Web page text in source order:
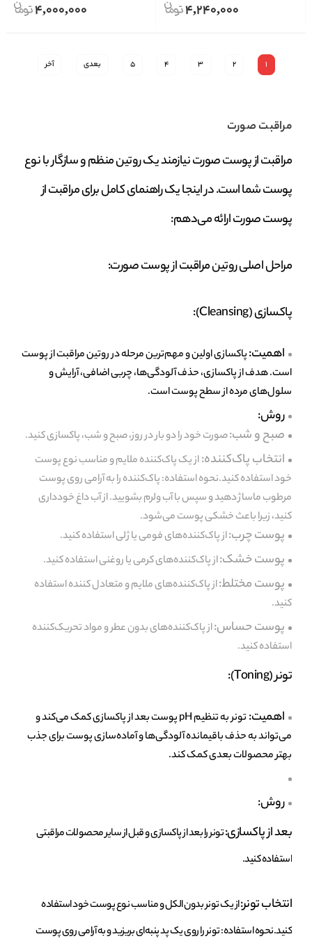
4,240,000
4,000,000
1
2
3
4
5 بعدی آخر
مراقبت صورت
مراقبت از پوست صورت نیازمند یک روتین منظم و سازگار با نوع
پوست شما است. در اینجا یک راهنمای کامل برای مراقبت از
پوست صورت ارائه می‌دهم:
مراحل اصلی روتین مراقبت از پوست صورت:
پاکسازی (Cleansing):
اهمیت:پاکسازی اولین و مهم‌ترین مرحله در روتین مراقبت از پوست
است. هدف از پاکسازی، حذف آلودگی‌ها، چربی اضافی، آرایش و
سلول‌های مرده از سطح پوست است.
روش:
صبح و شب:صورت خود را دو بار در روز، صبح و شب، پاکسازی کنید.
انتخاب پاک‌کننده:از یک پاک‌کننده ملایم و مناسب نوع پوست
خود استفاده کنید.نحوه استفاده: پاک‌کننده را به آرامی روی پوست
مرطوب ماساژ دهید و سپس با آب ولرم بشویید. از آب داغ خودداری
کنید، زیرا باعث خشکی پوست می‌شود.
پوست چرب:از پاک‌کننده‌های فومی یا ژلی استفاده کنید.
پوست خشک:از پاک‌کننده‌های کرمی یا روغنی استفاده کنید.
پوست مختلط:از پاک‌کننده‌های ملایم و متعادل کننده استفاده
کنید.
پوست حساس:از پاک‌کننده‌های بدون عطر و مواد تحریک‌کننده
استفاده کنید.
تونر (Toning):
اهمیت:
تونر به تنظیم pH پوست بعد از پاکسازی کمک می‌کند و
می‌تواند به حذف باقیمانده آلودگی‌ها و آماده‌سازی پوست برای جذب
بهتر محصولات بعدی کمک کند.
روش:
بعد از پاکسازی:تونر را بعد از پاکسازی و قبل از سایر محصولات مراقبتی
استفاده کنید.
انتخاب تونر:از یک تونر بدون الکل و مناسب نوع پوست خود استفاده
کنید.نحوه استفاده: تونر را روی یک پد پنبه‌ای بریزید و به آرامی روی پوست